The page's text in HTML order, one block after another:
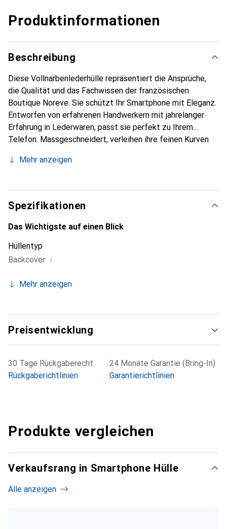
Produktinformationen
Beschreibung
Diese Vollnarbenlederhülle repräsentiert die Ansprüche,
die Qualität und das Fachwissen der französischen
Boutique Noreve. Sie schützt Ihr Smartphone mit Eleganz.
Entworfen von erfahrenen Handwerkern mit jahrelanger
Erfahrung in Lederwaren, passt sie perfekt zu Ihrem
Telefon. Massgeschneidert, verleihen ihre feinen Kurven
unverzichtbaren Accessoire für Ihr Smartphone.
die Marke Noreve eine zuverlässige Wahl für eine
anspruchsvolle Kundschaft.
Mehr anzeigen
Spezifikationen
Das Wichtigste auf einen Blick
Hüllentyp
Backcover i
Mehr anzeigen
Preisentwicklung
30 Tage Rückgaberecht
Rückgaberichtlinien
24 Monate Garantie (Bring-In)
Garantierichtlinien
Produkte vergleichen
Verkaufsrang in Smartphone Hülle
Alle anzeigen